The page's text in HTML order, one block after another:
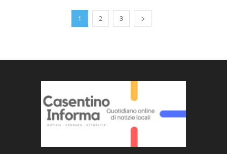
1 2 3